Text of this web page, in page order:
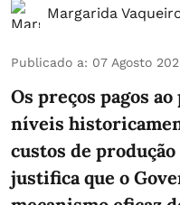
Margarida
Publicado a: 07 Agosto
Os preços pagos
níveis
custos de
justifica que o